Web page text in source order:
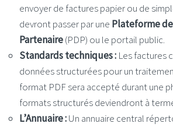
envoyer de factures papier ou de
devront passer par une Plateforme
Partenaire(PDP) ou le portail public.
Standards techniques : Les factures
données structurées pour un
format PDF sera accepté durant une
formats structurés deviendront à
L’Annuaire :Un annuaire central